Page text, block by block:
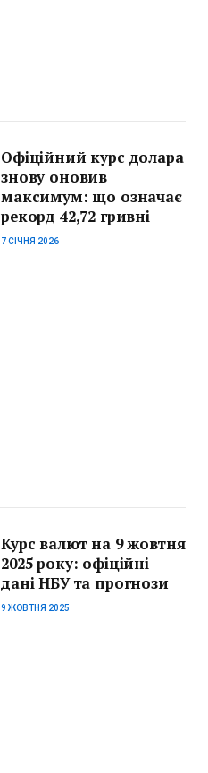
Офіційний курс долара
знову оновив
максимум: що означає
рекорд 42,72 гривні
7 СІЧНЯ 2026
Курс валют на 9 жовтня
2025 року: офіційні
дані НБУ та прогнози
9 ЖОВТНЯ 2025